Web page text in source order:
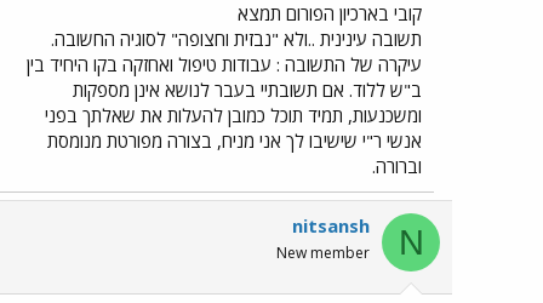
קובי בארכיון הפורום תמצא
תשובה עינינית ..ולא "נבזית וחצופה" לסוגיה החשובה.
עיקרה של התשובה : עבודות טיפול ואחזקה בקו היחיד בין
ב"ש ללוד. אם תשובתיי בעבר לנושא אינן מספקות
ומשכנעות, תמיד תוכל כמובן להעלות את שאלתך בפני
אנשי ר"י שישיבו לך אני מניח, בצורה מפורטת מנומסת
וברורה.
N
nitsansh
New member